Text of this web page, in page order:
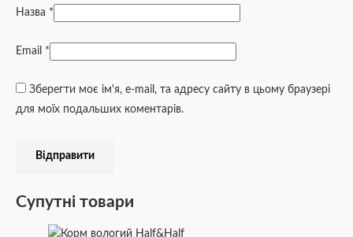
Назва *
Email *
Зберегти моє ім'я, e-mail, та адресу сайту в цьому браузері
для моїх подальших коментарів.
Супутні товари